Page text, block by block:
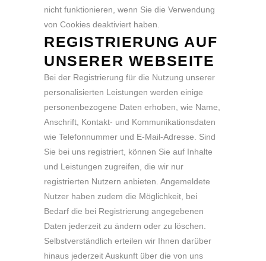
nicht funktionieren, wenn Sie die Verwendung
von Cookies deaktiviert haben.
REGISTRIERUNG AUF
UNSERER WEBSEITE
Bei der Registrierung für die Nutzung unserer
personalisierten Leistungen werden einige
personenbezogene Daten erhoben, wie Name,
Anschrift, Kontakt- und Kommunikationsdaten
wie Telefonnummer und E-Mail-Adresse. Sind
Sie bei uns registriert, können Sie auf Inhalte
und Leistungen zugreifen, die wir nur
registrierten Nutzern anbieten. Angemeldete
Nutzer haben zudem die Möglichkeit, bei
Bedarf die bei Registrierung angegebenen
Daten jederzeit zu ändern oder zu löschen.
Selbstverständlich erteilen wir Ihnen darüber
hinaus jederzeit Auskunft über die von uns